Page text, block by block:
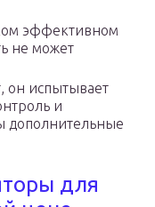
эффективном
не может
он испытывает
и
дополнительные
для